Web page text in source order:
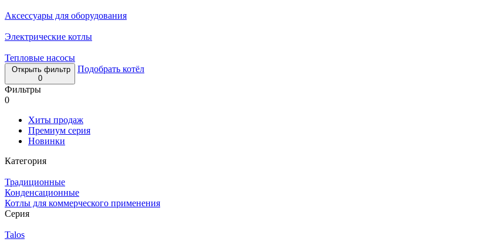
Аксессуары для оборудования
Электрические котлы
Тепловые насосы
Открыть фильтр
0
Подобрать котёл
Фильтры
0
Хиты продаж
Премиум серия
Новинки
Категория
Традиционные
Конденсационные
Котлы для коммерческого применения
Серия
Talos